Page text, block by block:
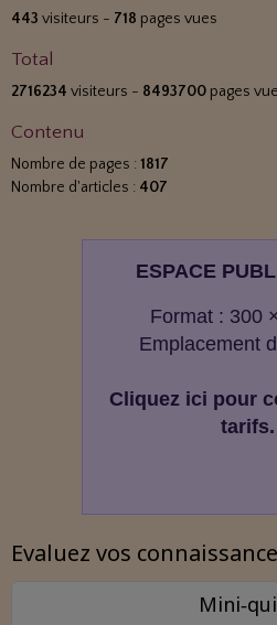
443 visiteurs - 718 pages vues
Total
2716234 visiteurs - 8493700 pages
Contenu
Nombre de pages : 1817
Nombre d'articles : 407
ESPACE
Format : 300
Emplacement
Cliquez ici pour
tarifs.
Evaluez vos